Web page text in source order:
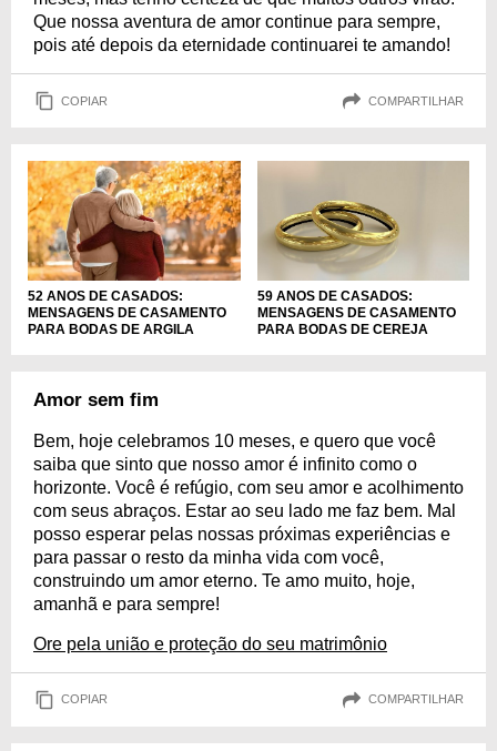
Que nossa aventura de amor continue para sempre,
pois até depois da eternidade continuarei te amando!
COPIAR COMPARTILHAR
52 ANOS DE CASADOS:
MENSAGENS DE CASAMENTO
PARA BODAS DE ARGILA
59 ANOS DE CASADOS:
MENSAGENS DE CASAMENTO
PARA BODAS DE CEREJA
Amor sem fim
Bem, hoje celebramos 10 meses, e quero que você
saiba que sinto que nosso amor é infinito como o
horizonte. Você é refúgio, com seu amor e acolhimento
com seus abraços. Estar ao seu lado me faz bem. Mal
posso esperar pelas nossas próximas experiências e
para passar o resto da minha vida com você,
construindo um amor eterno. Te amo muito, hoje,
amanhã e para sempre!
Ore pela união e proteção do seu matrimônio
COPIAR COMPARTILHAR